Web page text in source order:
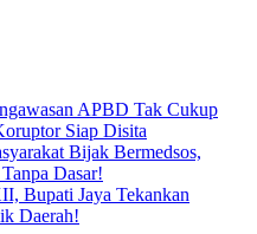
APBD Tak Cukup
Siap Disita
Bijak Bermedsos,
Dasar!
Bupati Jaya Tekankan
Daerah!